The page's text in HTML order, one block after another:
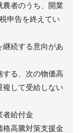
農者のうち、開業
申告を終えてい
継続する意向があ
する、次の物価高
複して受給しない
者給付金
格高騰対策支援金